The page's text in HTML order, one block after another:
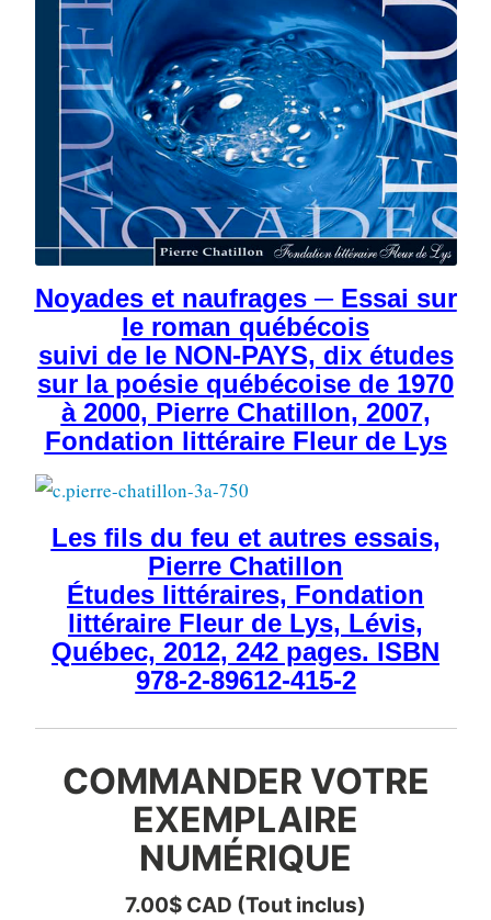
Noyades et naufrages ─ Essai sur
le roman québécois
suivi de le NON-PAYS, dix études
sur la poésie québécoise de 1970
à 2000, Pierre Chatillon, 2007,
Fondation littéraire Fleur de Lys
Les fils du feu et autres essais,
Pierre Chatillon
Études littéraires, Fondation
littéraire Fleur de Lys, Lévis,
Québec, 2012, 242 pages. ISBN
978-2-89612-415-2
COMMANDER VOTRE
EXEMPLAIRE
NUMÉRIQUE
7.00$ CAD (Tout inclus)